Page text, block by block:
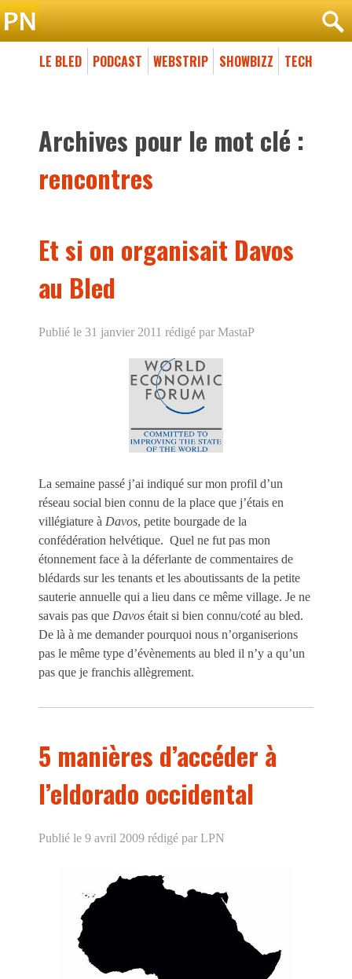
LE BLED PODCAST WEBSTRIP SHOWBIZZ TECH
Archives pour le mot clé :
rencontres
Et si on organisait Davos
au Bled
Publié le 31 janvier 2011 rédigé par MastaP
La semaine passé j’ai indiqué sur mon profil d’un
réseau social bien connu de la place que j’étais en
villégiature à Davos, petite bourgade de la
confédération helvétique. Quel ne fut pas mon
étonnement face à la déferlante de commentaires de
blédards sur les tenants et les aboutissants de la petite
sauterie annuelle qui a lieu dans ce même village. Je ne
savais pas que Davos était si bien connu/coté au bled.
De là à me demander pourquoi nous n’organiserions
pas le même type d’évènements au bled il n’y a qu’un
pas que je franchis allègrement.
5 manières d’accéder à
l’eldorado occidental
Publié le 9 avril 2009 rédigé par LPN